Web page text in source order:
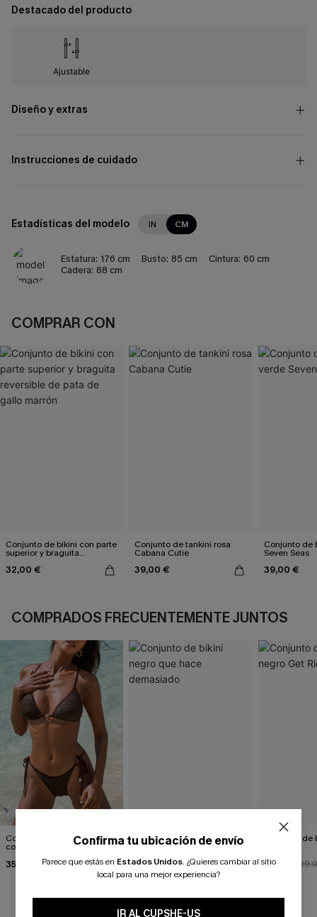
Destacado del producto
Ajustable
Diseño y extras
Instrucciones de cuidado
Estadísticas del modelo IN CM
Estatura: 176 cm Busto: 85 cm Cintura: 60 cm
Cadera: 88 cm
COMPRAR CON
Conjunto de bikini con parte
superior y braguita
reversible de pata de gallo
marrón
32,00 €
Conjunto de tankini rosa
Cabana Cutie
39,00 €
Conjunto de
Seven Seas
39,00 €
COMPRADOS FRECUENTEMENTE JUNTOS
Conjunto de bikini marrón
con grosella de coco
35,00 €
Conjunto de bikini negro
que hace demasiado
31,00 €34,00 €
Conjunto
26,00 €
Confirma tu ubicación de envío
Parece que estás en Estados Unidos. ¿Quieres cambiar al sitio
local para una mejor experiencia?
IR AL CUPSHE-US